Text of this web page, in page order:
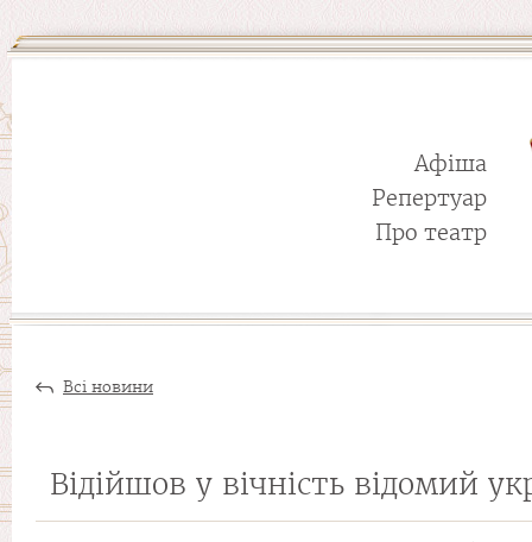
Афіша
Репертуар
Про театр
Всі новини
Відійшов у вічність відомий